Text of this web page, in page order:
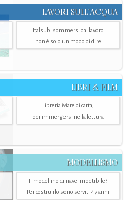
LAVORI SULL’ACQUA
Italsub: sommersi dal lavoro
non è solo un modo di dire
LIBRI & FILM
Libreria Mare di carta,
per immergersi nella lettura
MODELLISMO
Il modellino di nave irripetibile?
Per costruirlo sono serviti 47 anni